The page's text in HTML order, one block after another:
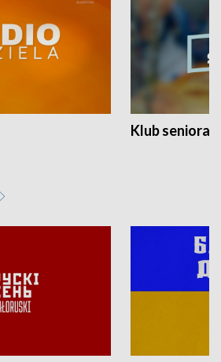
Klub seniora